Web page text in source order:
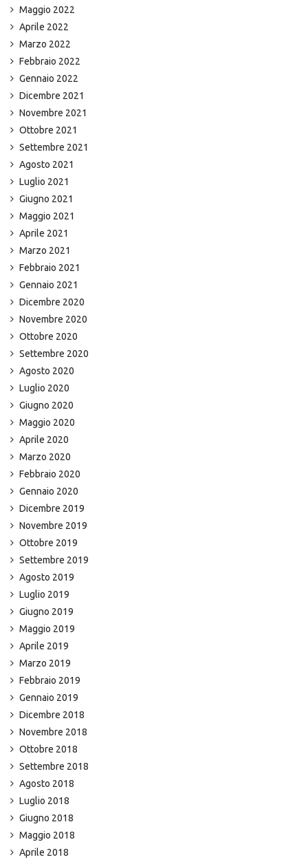
Maggio 2022
Aprile 2022
Marzo 2022
Febbraio 2022
Gennaio 2022
Dicembre 2021
Novembre 2021
Ottobre 2021
Settembre 2021
Agosto 2021
Luglio 2021
Giugno 2021
Maggio 2021
Aprile 2021
Marzo 2021
Febbraio 2021
Gennaio 2021
Dicembre 2020
Novembre 2020
Ottobre 2020
Settembre 2020
Agosto 2020
Luglio 2020
Giugno 2020
Maggio 2020
Aprile 2020
Marzo 2020
Febbraio 2020
Gennaio 2020
Dicembre 2019
Novembre 2019
Ottobre 2019
Settembre 2019
Agosto 2019
Luglio 2019
Giugno 2019
Maggio 2019
Aprile 2019
Marzo 2019
Febbraio 2019
Gennaio 2019
Dicembre 2018
Novembre 2018
Ottobre 2018
Settembre 2018
Agosto 2018
Luglio 2018
Giugno 2018
Maggio 2018
Aprile 2018